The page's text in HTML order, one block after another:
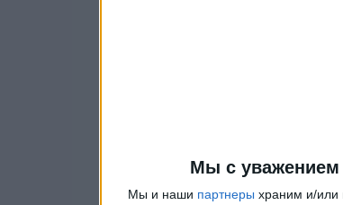
Мы с уважением
Мы и наши партнеры храним и/или